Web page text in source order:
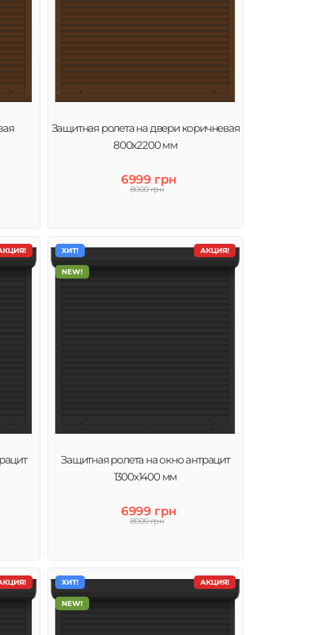
Защитная ролета на двери коричневая
800х2200 мм
6999 грн
8000 грн
АКЦИЯ!
ХИТ!
NEW!
Защитная ролета на окно антрацит
1300х1400 мм
6999 грн
8000 грн
АКЦИЯ!
ХИТ!
NEW!